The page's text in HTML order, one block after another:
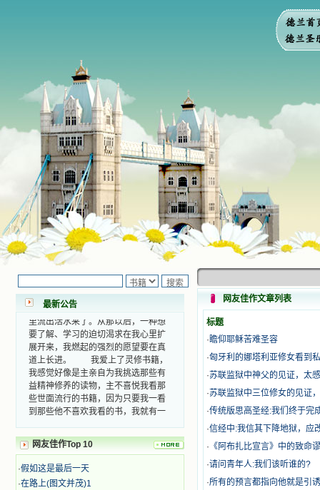
最新公告
小德兰爱心书屋最新公告 有一天，我
做了一个奇怪的梦，至今让我难忘。
梦中，我看到一本打开的用石头做的
书，我用舌头去舔它，觉得有一种甜
味，我就更用力去舔，最后从这本书
里流出活水来了。从那以后，一种想
要了解、学习的迫切渴求在我心里扩
展开来，我燃起的强烈的愿望要在真
道上长进。 我爱上了灵修书籍，
我感觉好像是主亲自为我挑选那些有
益精神修养的读物，主不喜悦我看那
些世面流行的书籍，因为只要我一看
到那些他不喜欢我看的书，我就有一
本不良的书籍。 善良的书使人向
我的脑子里。读这些圣书时，我思潮
汹涌起伏，欣喜不能自已。书中谈到
网友佳作Top 10
·假如这是最后一天
·在路上(图文并茂)1
网友佳作文章列表
标题
·瞻仰耶稣苦难圣容
·匈牙利的娜塔利亚修女看到
·苏联监狱中神父的见证，太
·苏联监狱中三位修女的见证
·传统版思高圣经:我们终于完
·信经中:我信其下降地狱，应
· 《阿布扎⽐宣⾔》中的致命
·请问青年人:我们该听谁的?
·所有的预言都指向他就是引